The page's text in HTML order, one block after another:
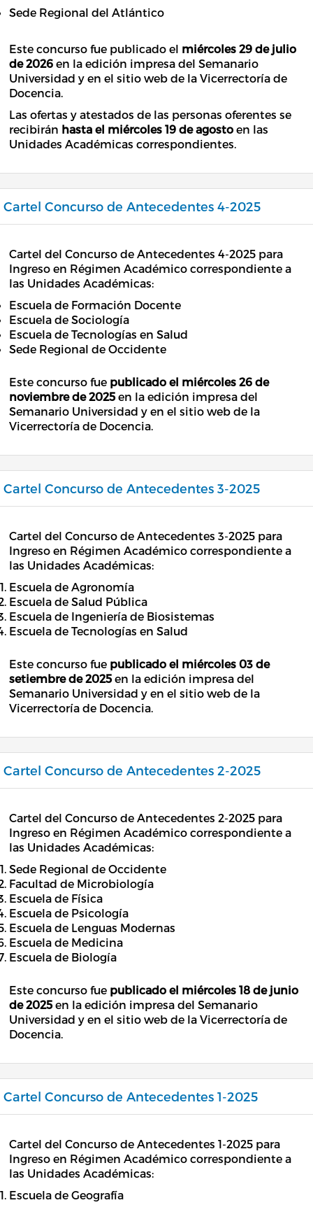
Sede Regional del Atlántico
Este concurso fue publicado el miércoles 29 de julio
de 2026 en la edición impresa del Semanario
Universidad y en el sitio web de la Vicerrectoría de
Docencia.
Las ofertas y atestados de las personas oferentes se
recibirán hasta el miércoles 19 de agosto en las
Unidades Académicas correspondientes.
Cartel Concurso de Antecedentes 4-2025
Cartel del Concurso de Antecedentes 4-2025 para
Ingreso en Régimen Académico correspondiente a
las Unidades Académicas:
Escuela de Formación Docente
Escuela de Sociología
Escuela de Tecnologías en Salud
Sede Regional de Occidente
Este concurso fue publicado el miércoles 26 de
noviembre de 2025en la edición impresa del
Semanario Universidad y en el sitio web de la
Vicerrectoría de Docencia.
Cartel Concurso de Antecedentes 3-2025
Cartel del Concurso de Antecedentes 3-2025 para
Ingreso en Régimen Académico correspondiente a
las Unidades Académicas:
Escuela de Agronomía
Escuela de Salud Pública
Escuela de Ingeniería de Biosistemas
Escuela de Tecnologías en Salud
Este concurso fue publicado el miércoles 03 de
setiembre de 2025en la edición impresa del
Semanario Universidad y en el sitio web de la
Vicerrectoría de Docencia.
Cartel Concurso de Antecedentes 2-2025
Cartel del Concurso de Antecedentes 2-2025 para
Ingreso en Régimen Académico correspondiente a
las Unidades Académicas:
Sede Regional de Occidente
Facultad de Microbiología
Escuela de Física
Escuela de Psicología
Escuela de Lenguas Modernas
Escuela de Medicina
Escuela de Biología
Este concurso fue publicado el miércoles 18 de junio
de 2025en la edición impresa del Semanario
Universidad y en el sitio web de la Vicerrectoría de
Docencia.
Cartel Concurso de Antecedentes 1-2025
Cartel del Concurso de Antecedentes 1-2025 para
Ingreso en Régimen Académico correspondiente a
las Unidades Académicas:
Escuela de Geografía